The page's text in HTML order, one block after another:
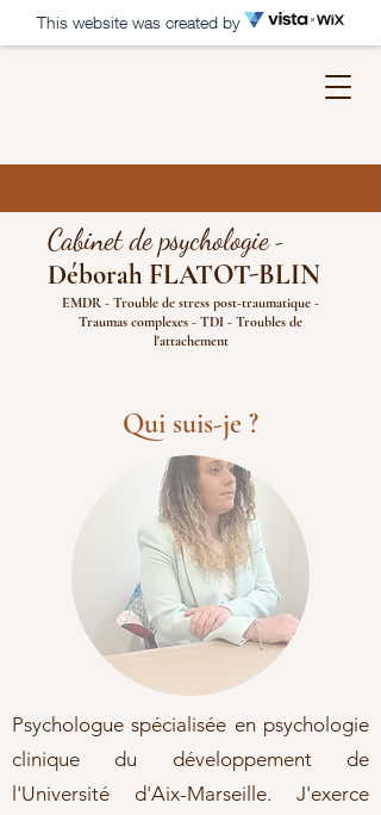
This website was created by
Cabinet de psychologie-
Déborah FLATOT-BLIN
EMDR - Trouble de stress post-traumatique -
Traumas complexes - TDI - Troubles de
l'attachement
Qui suis-je ?
Psychologue spécialisée en psychologie
clinique du développement de
l'Université d'Aix-Marseille. J'exerce